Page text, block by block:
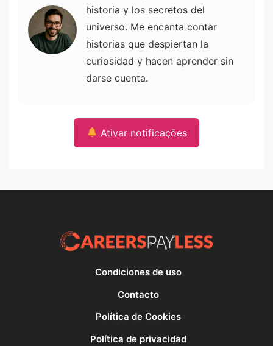
historia y los secretos del
universo. Me encanta contar
historias que despiertan la
curiosidad y hacen aprender sin
darse cuenta.
Ativar notificações
Condiciones de uso
Contacto
Política de Cookies
Política de privacidad